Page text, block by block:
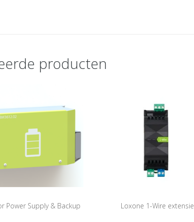
producten
Power Supply & Backup Loxone 1-Wire extensie